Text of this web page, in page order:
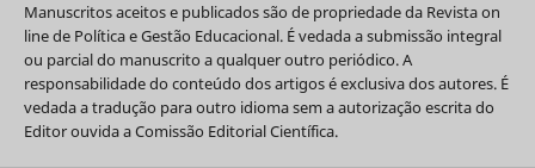
Manuscritos aceitos e publicados são de propriedade da Revista on
line de Política e Gestão Educacional. É vedada a submissão integral
ou parcial do manuscrito a qualquer outro periódico. A
responsabilidade do conteúdo dos artigos é exclusiva dos autores. É
vedada a tradução para outro idioma sem a autorização escrita do
Editor ouvida a Comissão Editorial Científica.